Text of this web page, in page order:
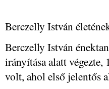
Berczelly István
Berczelly István
irányítása alatt
volt, ahol első jelentős